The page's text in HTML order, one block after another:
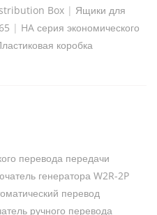
Box | Ящики для
| HA серия экономического
коробка
перевода передачи
генератора W2R-2P
перевод
ручного перевода